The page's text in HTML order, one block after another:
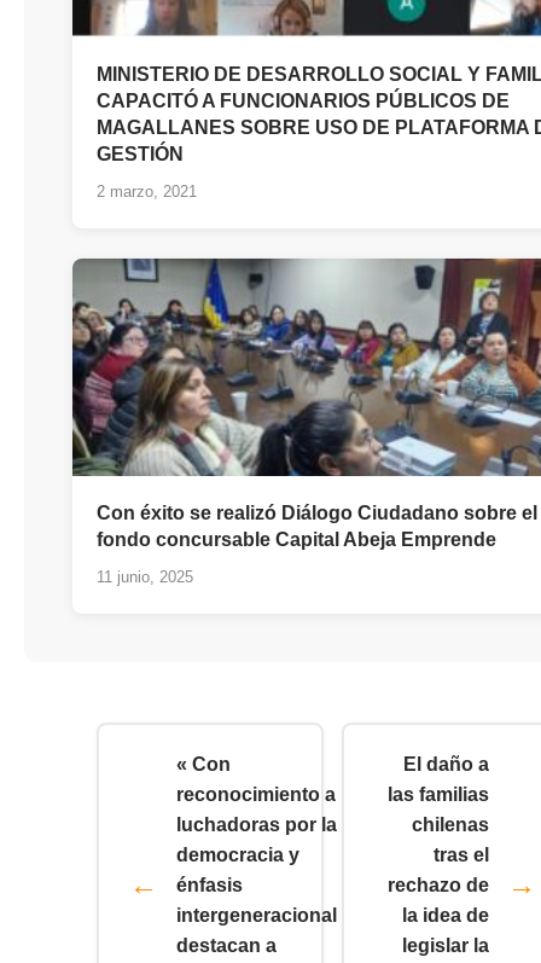
MINISTERIO DE DESARROLLO SOCIAL Y
CAPACITÓ A FUNCIONARIOS PÚBLICOS DE
MAGALLANES SOBRE USO DE PLATAFORMA
GESTIÓN
2 marzo, 2021
Con éxito se realizó Diálogo Ciudadano sobre el
fondo concursable Capital Abeja Emprende
11 junio, 2025
« Con
reconocimiento a
luchadoras por la
democracia y
énfasis
intergeneracional
destacan a
El daño a
las familias
chilenas
tras el
rechazo de
la idea de
legislar la